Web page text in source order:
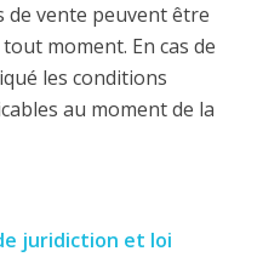
de vente peuvent être
moment. En cas de
les conditions
au moment de la
juridiction et loi